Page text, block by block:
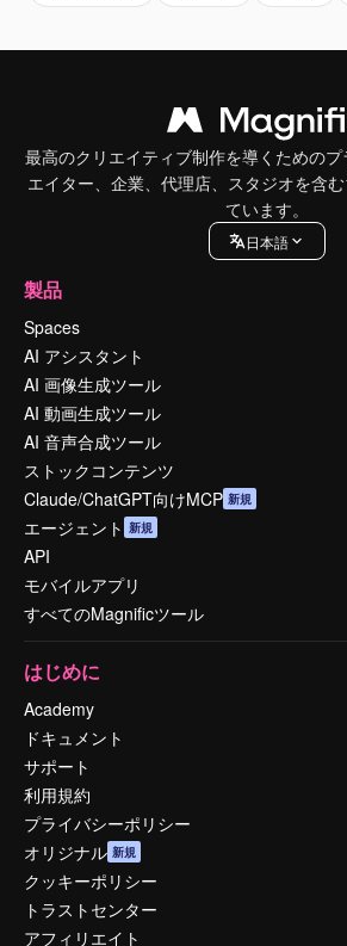
最高のクリエイティブ制作を導くための
エイター、企業、代理店、スタジオを含
ています。
日本語
製品
Spaces
AI アシスタント
AI 画像生成ツール
AI 動画生成ツール
AI 音声合成ツール
ストックコンテンツ
Claude/ChatGPT向けMCP 新規
エージェント 新規
API
モバイルアプリ
すべてのMagnificツール
はじめに
Academy
ドキュメント
サポート
利用規約
プライバシーポリシー
オリジナル 新規
クッキーポリシー
トラストセンター
アフィリエイト